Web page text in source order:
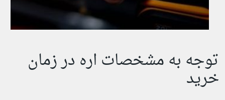
توجه به مشخصات اره در زمان
خرید